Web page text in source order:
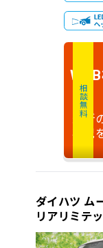
相談無料
WEB
最新
状況
ダイハツ ム
リアリミテ